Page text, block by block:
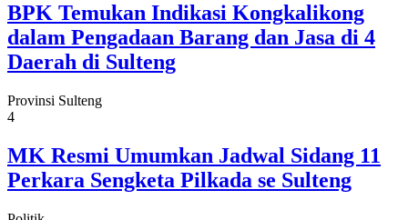
BPK Temukan Indikasi Kongkalikong
dalam Pengadaan Barang dan Jasa di 4
Daerah di Sulteng
Provinsi Sulteng
4
MK Resmi Umumkan Jadwal Sidang 11
Perkara Sengketa Pilkada se Sulteng